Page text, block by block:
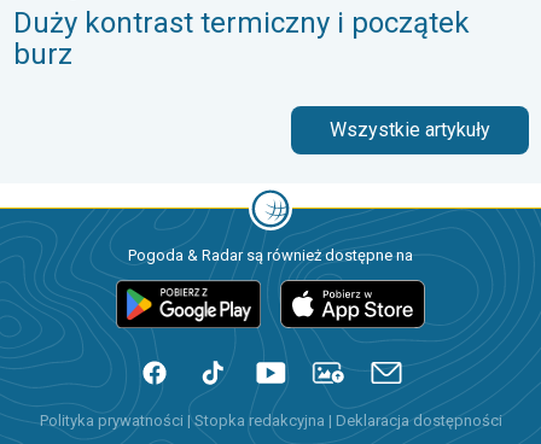
Duży kontrast termiczny i początek
burz
Wszystkie artykuły
Pogoda & Radar są również dostępne na
Polityka prywatności |Stopka redakcyjna | Deklaracja dostępności